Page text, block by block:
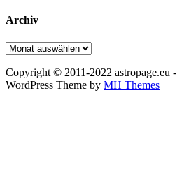
Archiv
Archiv
Copyright © 2011-2022 astropage.eu -
WordPress Theme by MH Themes